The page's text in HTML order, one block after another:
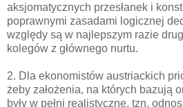
aksjomatycznych przesłanek i
poprawnymi zasadami logicznej
względy są w najlepszym razie
kolegów z głównego nurtu.
2. Dla ekonomistów austriackich
żeby założenia, na których bazują
były w pełni realistyczne, tzn.